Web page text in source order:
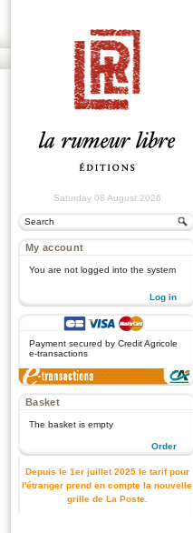
Saturday 08 August 2026
My account
You are not logged into the system
Log in
Payment secured by Credit Agricole
e-transactions
Basket
The basket is empty
Order
Depuis le 1er juillet 2025 le tarif pour
l'étranger prend en compte la nouvelle
grille de La Poste.